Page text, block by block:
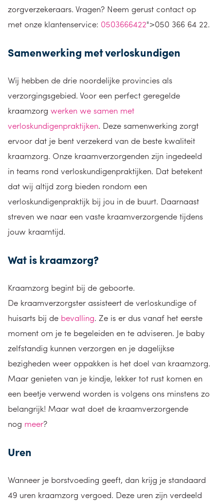
zorgverzekeraars. Vragen? Neem gerust contact op
met onze klantenservice: 0503666422">050 366 64 22.
Samenwerking met verloskundigen
Wij hebben de drie noordelijke provincies als
verzorgingsgebied. Voor een perfect geregelde
kraamzorg werken we samen met
verloskundigenpraktijken. Deze samenwerking zorgt
ervoor dat je bent verzekerd van de beste kwaliteit
kraamzorg. Onze kraamverzorgenden zijn ingedeeld
in teams rond verloskundigenpraktijken. Dat betekent
dat wij altijd zorg bieden rondom een
verloskundigenpraktijk bij jou in de buurt. Daarnaast
streven we naar een vaste kraamverzorgende tijdens
jouw kraamtijd.
Wat is kraamzorg?
Kraamzorg begint bij de geboorte.
De kraamverzorgster assisteert de verloskundige of
huisarts bij de bevalling. Ze is er dus vanaf het eerste
moment om je te begeleiden en te adviseren. Je baby
zelfstandig kunnen verzorgen en je dagelijkse
bezigheden weer oppakken is het doel van kraamzorg.
Maar genieten van je kindje, lekker tot rust komen en
een beetje verwend worden is volgens ons minstens zo
belangrijk! Maar wat doet de kraamverzorgende
nog meer?
Uren
Wanneer je borstvoeding geeft, dan krijg je standaard
49 uren kraamzorg vergoed. Deze uren zijn verdeeld